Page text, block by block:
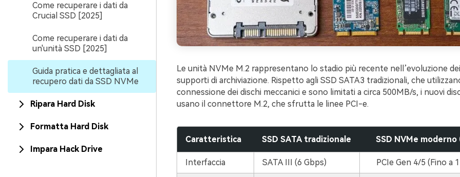
Come recuperare i dati da
Crucial SSD [2025]
Come recuperare i dati da
un'unità SSD [2025]
Guida pratica e dettagliata al
recupero dati da SSD NVMe
Ripara Hard Disk
Formatta Hard Disk
Impara Hack Drive
Le unità NVMe M.2 rappresentano lo stadio più recente nell’evoluzione
supporti di archiviazione. Rispetto agli SSD SATA3 tradizionali, che
connessione dei dischi meccanici e sono limitati a circa 500MB/s, i nuovi
usano il connettore M.2, che sfrutta le linee PCI-e.
Caratteristica SSD SATA tradizionale SSD NVMe moderno
Interfaccia SATA III (6 Gbps) PCIe Gen 4/5 (Fino a